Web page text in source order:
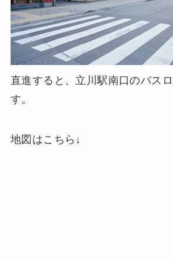
直進すると、立川駅南口のバス
す。
地図はこちら↓